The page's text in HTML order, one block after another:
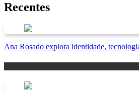
Recentes
Ana Rosado explora identidade,